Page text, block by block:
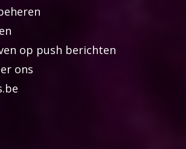
op push berichten
ons